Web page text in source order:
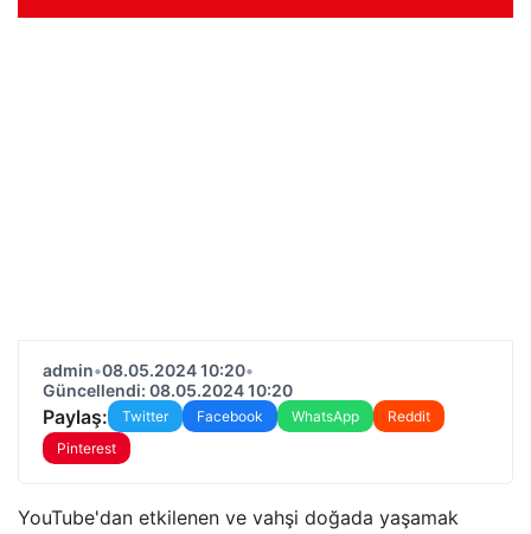
admin•08.05.2024 10:20•
Güncellendi: 08.05.2024 10:20
Paylaş: Twitter Facebook WhatsApp
Reddit
Pinterest
YouTube'dan etkilenen ve vahşi doğada yaşamak